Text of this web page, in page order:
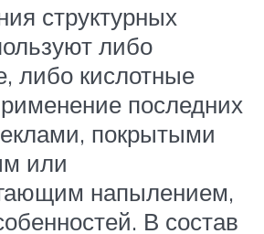
структурных
либо
либо кислотные
последних
покрытыми
или
напылением,
В состав